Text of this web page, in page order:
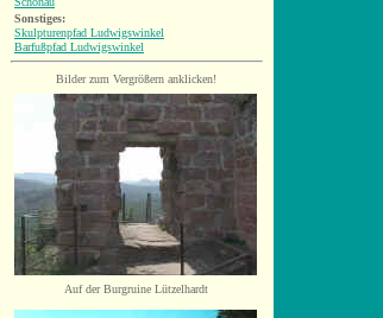
Sonstiges:
Skulpturenpfad Ludwigswinkel
Barfußpfad Ludwigswinkel
Bilder zum Vergrößern anklicken!
Auf der Burgruine Lützelhardt